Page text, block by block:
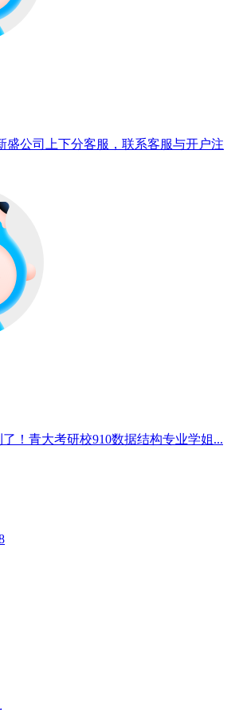
盛公司上下分客服，联系客服与开户注
！青大考研校910数据结构专业学姐...